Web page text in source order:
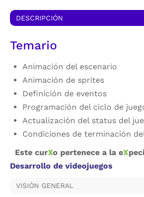
DESCRIPCIÓN
Temario
Animación del escenario
Animación de sprites
Definición de eventos
Programación del ciclo de
Actualización del status del
Condiciones de terminación
Este curXo pertenece a la eX
Desarrollo de videojuegos
VISIÓN GENERAL